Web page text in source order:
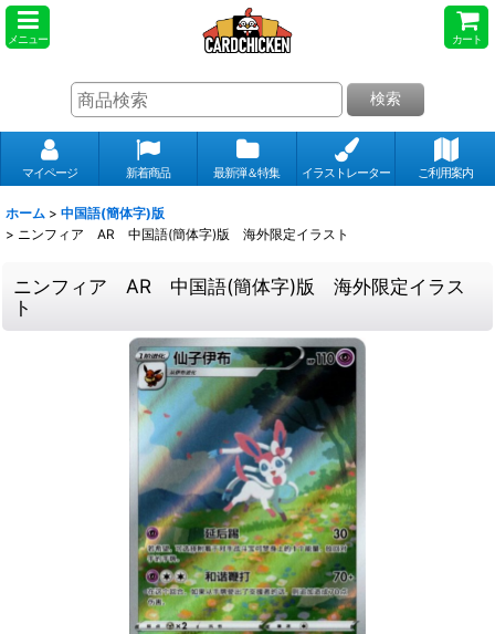
メニュー カート
検索
マイページ 新着商品 最新弾＆特集 イラストレーター ご利用案内
ホーム > 中国語(簡体字)版
> ニンフィア AR 中国語(簡体字)版 海外限定イラスト
ニンフィア AR 中国語(簡体字)版 海外限定イラス
ト